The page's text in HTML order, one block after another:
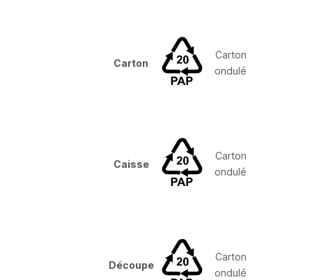
Carton
Carton
ondulé
Caisse
Carton
ondulé
Découpe
Carton
ondulé